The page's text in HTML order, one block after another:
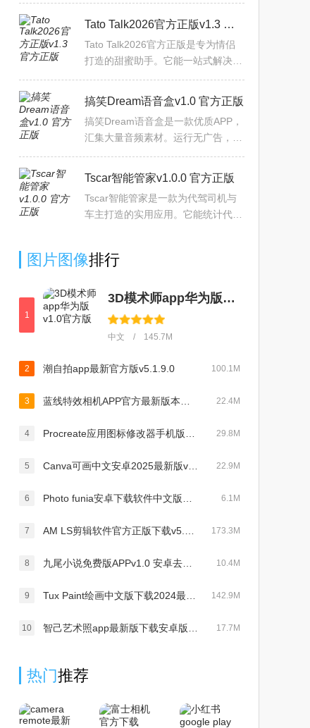
对讲、设备分享功能，支持移动轨迹
跟踪与监测报警，异动及时通
Tato Talk2026官方正版v1.3 官方正版
Tato Talk2026官方正版是专为情侣
打造的甜蜜助手。它能一站式解决恋
及实用技巧化解矛盾逗对方开心。有
恋爱日记可记录每日甜蜜时
搞笑Dream语音盒v1.0 官方正版
搞笑Dream语音盒是一款优质APP，
汇集大量音频素材。运行无广告，保
时收录分类。语音资源本地预置或下
载，无需网络随时播放。语
Tscar智能管家v1.0.0 官方正版
Tscar智能管家是一款为代驾司机与
车主打造的实用应用。它能统计代驾
车辆相关信息快速估值；可自
图片图像排行
1
3D模术师app华为版v1.0官方版
中文 / 145.7M
2 潮自拍app最新官方版v5.1.9.0 100.1M
3 22.4M
4 29.8M
5 22.9M
6 6.1M
7 173.3M
8 10.4M
9 142.9M
10 17.7M
热门推荐